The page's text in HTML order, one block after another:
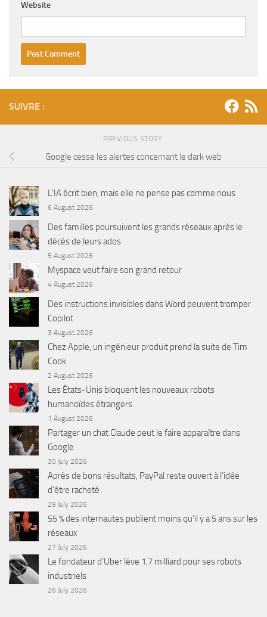
Website
SUIVRE :
PREVIOUS STORY
Google cesse les alertes concernant le dark web
L’IA écrit bien, mais elle ne pense pas comme nous
6 August 2026
Des familles poursuivent les grands réseaux après le
décès de leurs ados
5 August 2026
Myspace veut faire son grand retour
4 August 2026
Des instructions invisibles dans Word peuvent tromper
Copilot
3 August 2026
Chez Apple, un ingénieur produit prend la suite de Tim
Cook
2 August 2026
Les États-Unis bloquent les nouveaux robots
humanoïdes étrangers
1 August 2026
Partager un chat Claude peut le faire apparaître dans
Google
30 July 2026
Après de bons résultats, PayPal reste ouvert à l’idée
d’être racheté
29 July 2026
55 % des internautes publient moins qu’il y a 5 ans sur les
réseaux
27 July 2026
Le fondateur d’Uber lève 1,7 milliard pour ses robots
industriels
26 July 2026